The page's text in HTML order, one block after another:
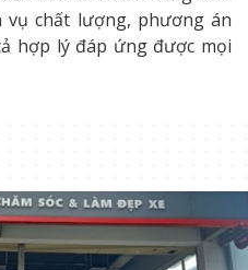
chất lượng, phương án
hợp lý đáp ứng được mọi